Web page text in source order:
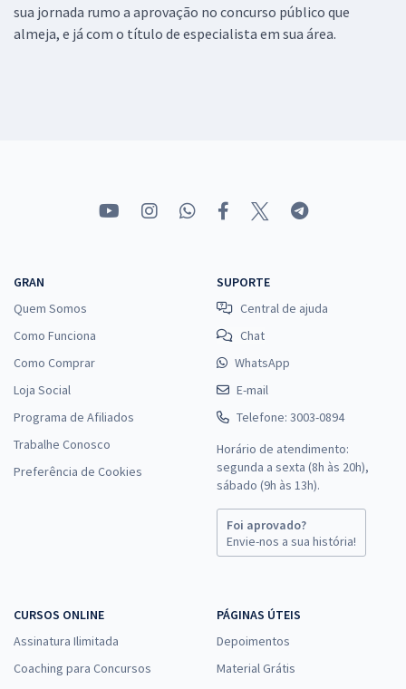
sua jornada rumo a aprovação no concurso público que
almeja, e já com o título de especialista em sua área.
GRAN
Quem Somos
Como Funciona
Como Comprar
Loja Social
Programa de Afiliados
Trabalhe Conosco
Preferência de Cookies
SUPORTE
Central de ajuda
Chat
WhatsApp
E-mail
Telefone: 3003-0894
Horário de atendimento:
segunda a sexta (8h às 20h),
sábado (9h às 13h).
Foi aprovado?
Envie-nos a sua história!
CURSOS ONLINE
Assinatura Ilimitada
Coaching para Concursos
PÁGINAS ÚTEIS
Depoimentos
Material Grátis